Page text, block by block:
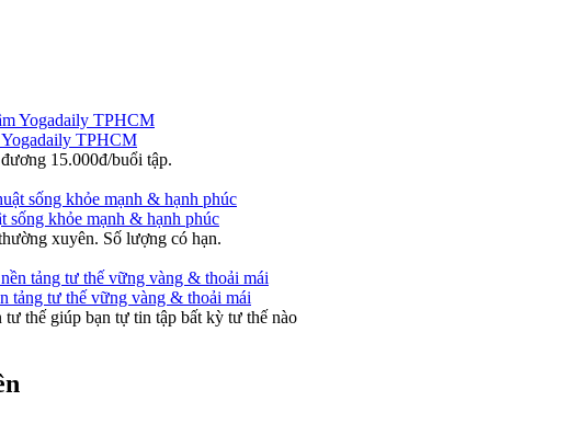
TPHCM
15.000đ/buổi tập.
sống khỏe mạnh & hạnh phúc
xuyên. Số lượng có hạn.
tư thế vững vàng & thoải mái
thế giúp bạn tự tin tập bất kỳ tư thế nào